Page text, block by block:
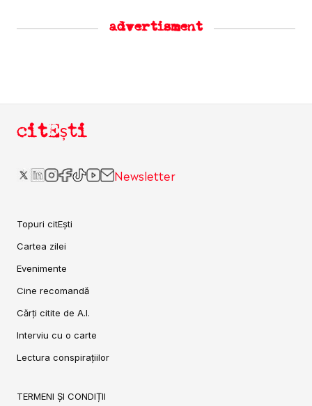
advertisment
citEști
Newsletter
Topuri citEști
Cartea zilei
Evenimente
Cine recomandă
Cărți citite de A.I.
Interviu cu o carte
Lectura conspirațiilor
TERMENI ȘI CONDIȚII